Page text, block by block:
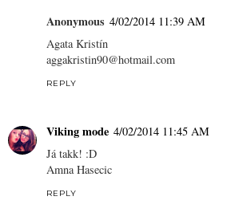
Anonymous 4/02/2014 11:39 AM
Agata Kristín
aggakristin90@hotmail.com
REPLY
Viking mode 4/02/2014 11:45 AM
Já takk! :D
Amna Hasecic
REPLY